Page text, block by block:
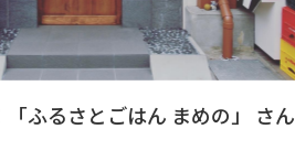
ふるさとごはん まめの」 さん